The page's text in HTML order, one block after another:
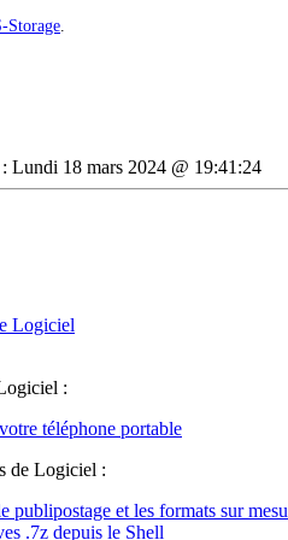
Storage
Lundi 18 mars 2024 @ 19:41:24
Logiciel
:
téléphone portable
de Logiciel :
publipostage et les formats sur
.7z depuis le Shell